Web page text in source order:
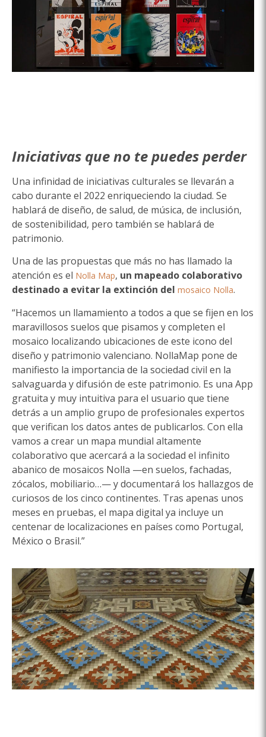
Iniciativas que no te puedes perder
Una infinidad de iniciativas culturales se llevarán a
cabo durante el 2022 enriqueciendo la ciudad. Se
hablará de diseño, de salud, de música, de inclusión,
de sostenibilidad, pero también se hablará de
patrimonio.
Una de las propuestas que más no has llamado la
atención es el Nolla Map, un mapeado colaborativo
destinado a evitar la extinción del mosaico Nolla.
“Hacemos un llamamiento a todos a que se fijen en los
maravillosos suelos que pisamos y completen el
mosaico localizando ubicaciones de este icono del
diseño y patrimonio valenciano. NollaMap pone de
manifiesto la importancia de la sociedad civil en la
salvaguarda y difusión de este patrimonio. Es una App
gratuita y muy intuitiva para el usuario que tiene
detrás a un amplio grupo de profesionales expertos
que verifican los datos antes de publicarlos. Con ella
vamos a crear un mapa mundial altamente
colaborativo que acercará a la sociedad el infinito
abanico de mosaicos Nolla —en suelos, fachadas,
zócalos, mobiliario…— y documentará los hallazgos de
curiosos de los cinco continentes. Tras apenas unos
meses en pruebas, el mapa digital ya incluye un
centenar de localizaciones en países como Portugal,
México o Brasil.”